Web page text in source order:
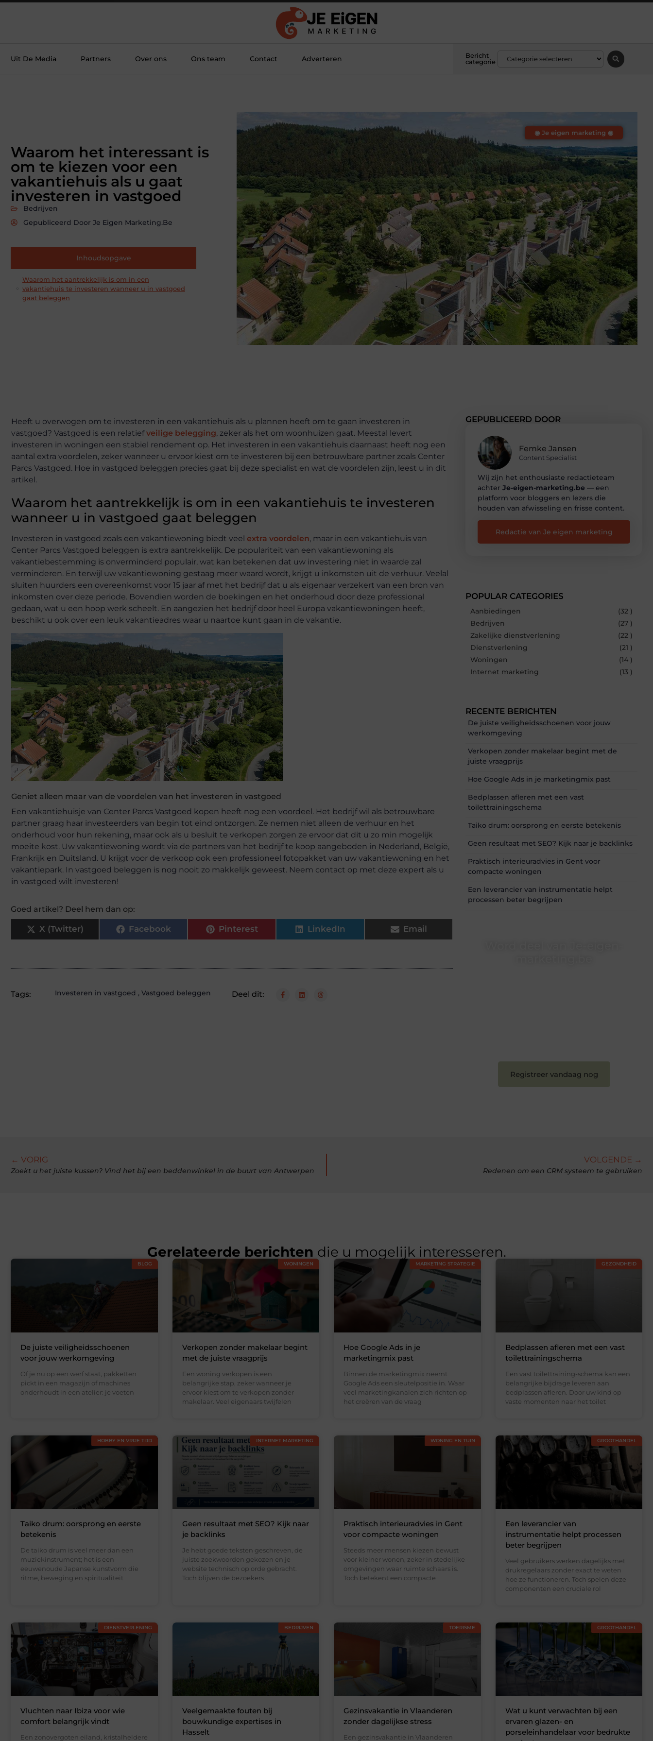
Uit De Media Partners Over ons Ons team Contact Adverteren
Bericht
categorie
Waarom het interessant is
om te kiezen voor een
vakantiehuis als u gaat
investeren in vastgoed
Bedrijven
Gepubliceerd Door Je Eigen Marketing.be
Inhoudsopgave
Waarom het aantrekkelijk is om in een
vakantiehuis te investeren wanneer u in vastgoed
gaat beleggen
◉ Je eigen marketing ◉
Heeft u overwogen om te investeren in een vakantiehuis als u plannen heeft om te gaan investeren in
vastgoed? Vastgoed is een relatiefveilige belegging, zeker als het om woonhuizen gaat. Meestal levert
investeren in woningen een stabiel rendement op. Het investeren in een vakantiehuis daarnaast heeft nog een
aantal extra voordelen, zeker wanneer u ervoor kiest om te investeren bij een betrouwbare partner zoals Center
Parcs Vastgoed. Hoe in vastgoed beleggen precies gaat bij deze specialist en wat de voordelen zijn, leest u in dit
artikel.
Waarom het aantrekkelijk is om in een vakantiehuis te investeren
wanneer u in vastgoed gaat beleggen
Investeren in vastgoed zoals een vakantiewoning biedt veel extra voordelen, maar in een vakantiehuis van
Center Parcs Vastgoed beleggen is extra aantrekkelijk. De populariteit van een vakantiewoning als
vakantiebestemming is onverminderd populair, wat kan betekenen dat uw investering niet in waarde zal
verminderen. En terwijl uw vakantiewoning gestaag meer waard wordt, krijgt u inkomsten uit de verhuur. Veelal
sluiten huurders een overeenkomst voor 15 jaar af met het bedrijf dat u als eigenaar verzekert van een bron van
inkomsten over deze periode. Bovendien worden de boekingen en het onderhoud door deze professional
gedaan, wat u een hoop werk scheelt. En aangezien het bedrijf door heel Europa vakantiewoningen heeft,
beschikt u ook over een leuk vakantieadres waar u naartoe kunt gaan in de vakantie.
Geniet alleen maar van de voordelen van het investeren in vastgoed
Een vakantiehuisje van Center Parcs Vastgoed kopen heeft nog een voordeel. Het bedrijf wil als betrouwbare
partner graag haar investeerders van begin tot eind ontzorgen. Ze nemen niet alleen de verhuur en het
onderhoud voor hun rekening, maar ook als u besluit te verkopen zorgen ze ervoor dat dit u zo min mogelijk
moeite kost. Uw vakantiewoning wordt via de partners van het bedrijf te koop aangeboden in Nederland, België,
Frankrijk en Duitsland. U krijgt voor de verkoop ook een professioneel fotopakket van uw vakantiewoning en het
vakantiepark. In vastgoed beleggen is nog nooit zo makkelijk geweest. Neem contact op met deze expert als u
in vastgoed wilt investeren!
Goed artikel? Deel hem dan op:
X (Twitter) Facebook Pinterest LinkedIn Email
Tags: Investeren in vastgoed , Vastgoed beleggen Deel dit:
GEPUBLICEERD DOOR
Femke Jansen
Content Specialist
Wij zijn het enthousiaste redactieteam
achter Je-eigen-marketing.be — een
platform voor bloggers en lezers die
houden van afwisseling en frisse content.
Redactie van Je eigen marketing
POPULAR CATEGORIES
Aanbiedingen
(32 )
Bedrijven
(27 )
Zakelijke dienstverlening
(22 )
Dienstverlening
(21 )
Woningen
(14 )
Internet marketing
(13 )
RECENTE BERICHTEN
De juiste veiligheidsschoenen voor jouw
werkomgeving
Verkopen zonder makelaar begint met de
juiste vraagprijs
Hoe Google Ads in je marketingmix past
Bedplassen afleren met een vast
toilettrainingschema
Taiko drum: oorsprong en eerste betekenis
Geen resultaat met SEO? Kijk naar je backlinks
Praktisch interieuradvies in Gent voor
compacte woningen
Een leverancier van instrumentatie helpt
processen beter begrijpen
Registreer vandaag nog
← VORIG
Zoekt u het juiste kussen? Vind het bij een beddenwinkel in de buurt van Antwerpen
VOLGENDE →
Redenen om een CRM systeem te gebruiken
Gerelateerde berichten die u mogelijk interesseren.
BLOG
De juiste veiligheidsschoenen
voor jouw werkomgeving
Of je nu op een werf staat, pakketten
pickt in een magazijn of machines
onderhoudt in een atelier: je voeten
WONINGEN
Verkopen zonder makelaar begint
met de juiste vraagprijs
Een woning verkopen is een
belangrijke stap, zeker wanneer je
ervoor kiest om te verkopen zonder
makelaar. Veel eigenaars twijfelen
MARKETING STRATEGIE
Hoe Google Ads in je
marketingmix past
Binnen de marketingmix neemt
Google Ads een sleutelpositie in. Waar
veel marketingkanalen zich richten op
het creëren van de vraag
GEZONDHEID
Bedplassen afleren met een vast
toilettrainingschema
Een vast toilettraining-schema kan een
belangrijke bijdrage leveren aan
bedplassen afleren. Door uw kind op
vaste momenten naar het toilet
HOBBY EN VRIJE TIJD
Taiko drum: oorsprong en eerste
betekenis
De taiko drum is veel meer dan een
muziekinstrument; het is een
eeuwenoude Japanse kunstvorm die
ritme, beweging en spiritualiteit
INTERNET MARKETING
Geen resultaat met SEO? Kijk naar
je backlinks
Je hebt goede teksten geschreven, de
juiste zoekwoorden gekozen en je
website technisch op orde gebracht.
Toch blijven de bezoekers
WONING EN TUIN
Praktisch interieuradvies in Gent
voor compacte woningen
Steeds meer mensen kiezen bewust
voor kleiner wonen, zeker in stedelijke
omgevingen waar ruimte schaars is.
Toch betekent een compacte
GROOTHANDEL
Een leverancier van
instrumentatie helpt processen
beter begrijpen
Veel gebruikers werken dagelijks met
drukregelaars zonder exact te weten
hoe ze functioneren. Toch spelen deze
componenten een cruciale rol
DIENSTVERLENING
Vluchten naar Ibiza voor wie
comfort belangrijk vindt
Een zonovergoten eiland, kristalheldere
BEDRIJVEN
Veelgemaakte fouten bij
bouwkundige expertises in
Hasselt
TOERISME
Gezinsvakantie in Vlaanderen
zonder dagelijkse stress
Een gezinsvakantie in Vlaanderen
GROOTHANDEL
Wat u kunt verwachten bij een
ervaren glazen- en
porseleinhandelaar voor bedrukte